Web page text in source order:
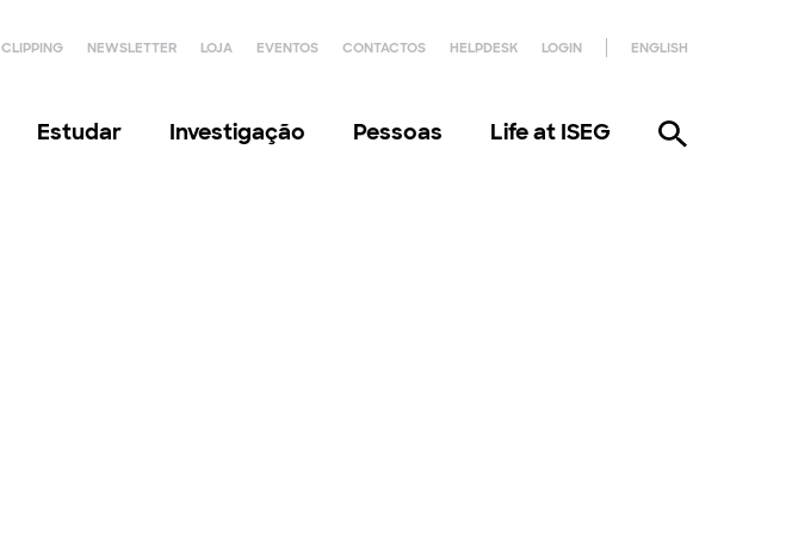
CLIPPING NEWSLETTER LOJA EVENTOS CONTACTOS HELPDESK LOGIN ENGLISH
Estudar Investigação Pessoas Life at ISEG